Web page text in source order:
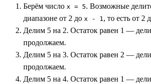
Берём число x = 5. Возможные
диапазоне от 2 до x - 1, то есть от 2
Делим 5 на 2. Остаток равен 1 —
продолжаем.
Делим 5 на 3. Остаток равен 2 —
продолжаем.
Делим 5 на 4. Остаток равен 1 —